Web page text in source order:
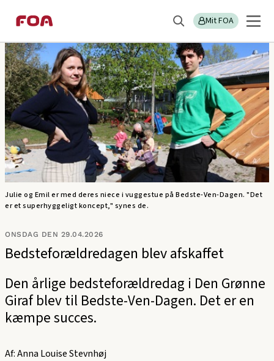
til
hovedindhold
til
hovedmenu
Søg Mit FOA
menu
LFS
Julie og Emil er med deres niece i vuggestue på Bedste-Ven-Dagen. "Det
er et superhyggeligt koncept," synes de.
ONSDAG DEN 29.04.2026
Bedsteforældredagen blev afskaffet
Den årlige bedsteforældredag i Den Grønne
Giraf blev til Bedste-Ven-Dagen. Det er en
kæmpe succes.
Af: Anna Louise Stevnhøj